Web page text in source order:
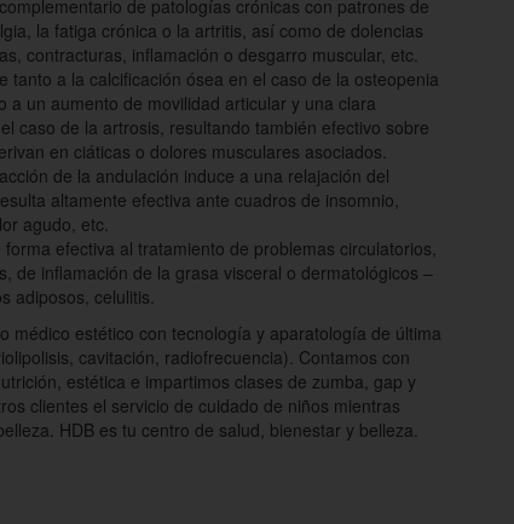
de patologías crónicas con patrones de
la fatiga crónica o la artritis, así como de dolencias
contracturas, inflamación o desgarro muscular, etc.
tanto a la calcificación ósea en el caso de la osteopenia
a un aumento de movilidad articular y una clara
caso de la artrosis, resultando también efectivo sobre
en ciáticas o dolores musculares asociados.
de la andulación induce a una relajación del
altamente efectiva ante cuadros de insomnio,
agudo, etc.
efectiva al tratamiento de problemas circulatorios,
de inflamación de la grasa visceral o dermatológicos –
adiposos, celulitis.
médico estético con tecnología y aparatología de última
cavitación, radiofrecuencia). Contamos con
estética e impartimos clases de zumba, gap y
clientes el servicio de cuidado de niños mientras
HDB es tu centro de salud, bienestar y belleza.